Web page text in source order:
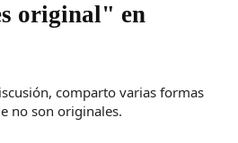
original" en
comparto varias formas
no son originales.